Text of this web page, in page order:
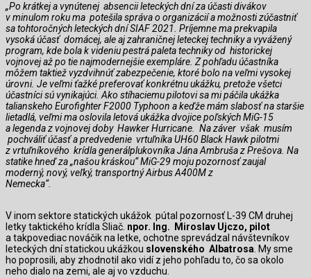
„Po krátkej a vynútenej absencii leteckých dní za účasti divákov
v minulom roku ma potešila správa o organizácií a možnosti zúčastniť
sa tohtoročných leteckých dní SIAF 2021. Príjemne ma prekvapila
vysoká účasť domácej, ale aj zahraničnej leteckej techniky a vyvážený
program, kde bola k videniu pestrá paleta techniky od historickej
vojnovej až po tie najmodernejšie exempláre. Z pohľadu účastníka
môžem taktiež vyzdvihnúť zabezpečenie, ktoré bolo na veľmi vysokej
úrovni. Je veľmi ťažké preferovať konkrétnu ukážku, pretože všetci
účastníci sú vynikajúci. Ako stíhaciemu pilotovi sa mi páčila ukážka
talianskeho Eurofighter F2000 Typhoon a keďže mám slabosť na staršie
lietadlá, veľmi ma oslovila letová ukážka dvojice poľských MiG-15
a legenda z vojnovej doby Hawker Hurricane. Na záver však musím
pochváliť účasť a predvedenie vrtuľníka UH60 Black Hawk pilotmi
z vrtuľníkového krídla generálplukovníka Jána Ambruša z Prešova. Na
statike hneď za „našou kráskou“ MiG-29 moju pozornosť zaujal
moderný, nový, veľký, transportný Airbus A400M z
V inom sektore statických ukážok pútal pozornosť L-39 CM druhej
letky taktického krídla Sliač. npor. Ing. Miroslav Ujczo, pilot
a takpovediac nováčik na letke, ochotne sprevádzal návštevníkov
leteckých dní statickou ukážkou slovenského Albatrosa . My sme
ho poprosili, aby zhodnotil ako vidí z jeho pohľadu to, čo sa okolo
neho dialo na zemi, ale aj vo vzduchu.